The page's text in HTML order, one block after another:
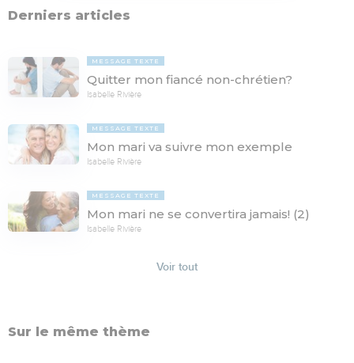
Derniers articles
MESSAGE TEXTE
Quitter mon fiancé non-chrétien?
Isabelle Rivière
MESSAGE TEXTE
Mon mari va suivre mon exemple
Isabelle Rivière
MESSAGE TEXTE
Mon mari ne se convertira jamais! (2)
Isabelle Rivière
Voir tout
Sur le même thème